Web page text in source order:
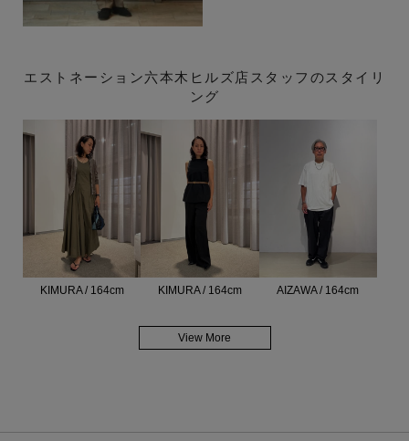
エストネーション六本木ヒルズ店スタッフのスタイリ
ング
KIMURA / 164cm KIMURA / 164cm AIZAWA / 164cm
View More